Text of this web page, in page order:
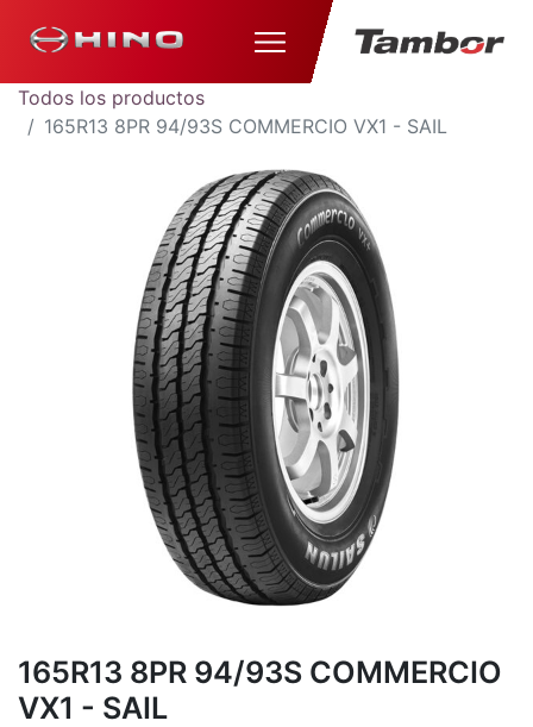
Todos los productos
165R13 8PR 94/93S COMMERCIO VX1 - SAIL
165R13 8PR 94/93S COMMERCIO
VX1 - SAIL